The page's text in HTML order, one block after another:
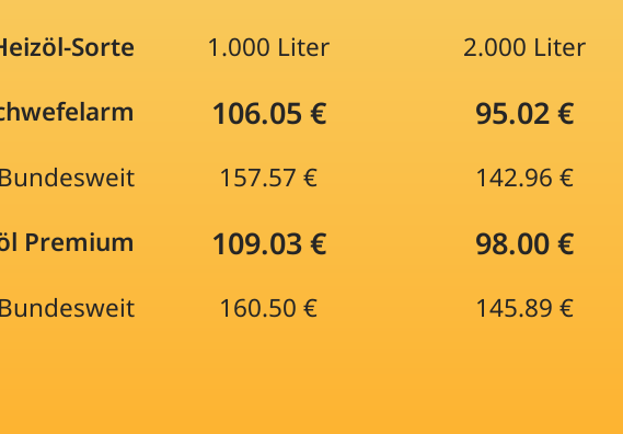
Sorte 1.000 Liter 2.000 Liter
106.05 € 95.02 €
Bundesweit 157.57 € 142.96 €
Premium
109.03 € 98.00 €
Bundesweit 160.50 € 145.89 €